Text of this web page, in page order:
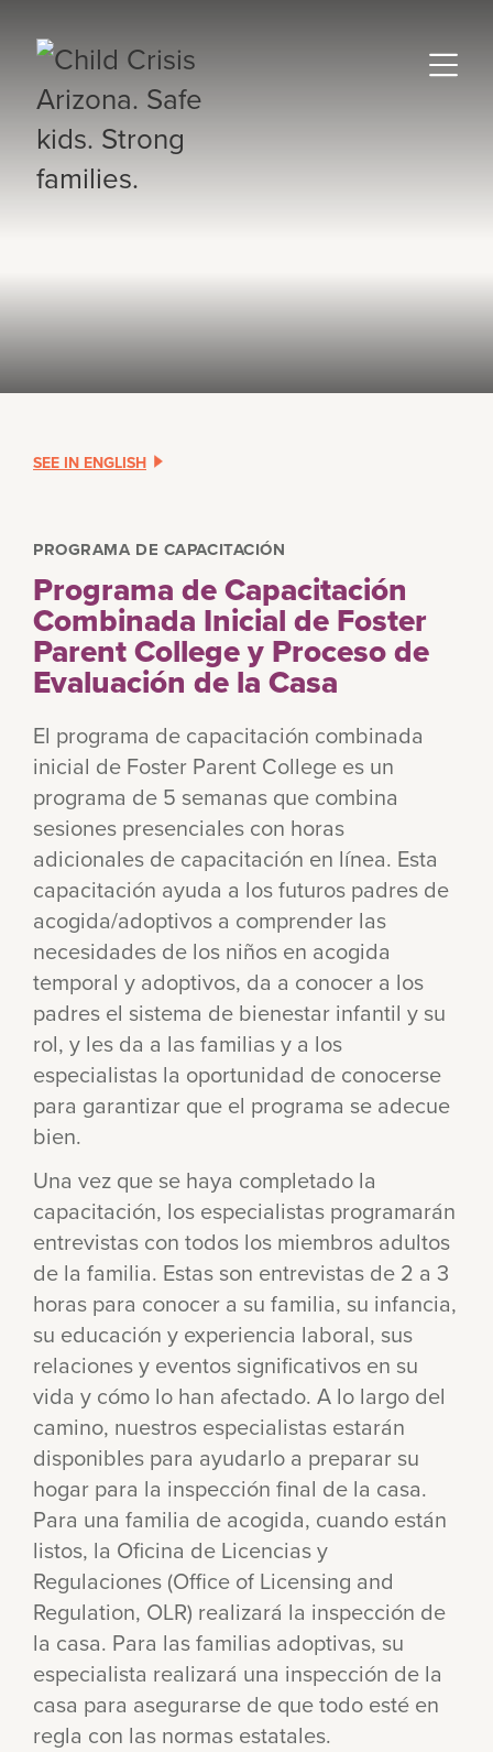
SEE IN ENGLISH
PROGRAMA DE CAPACITACIÓN
Programa de Capacitación
Combinada Inicial de Foster
Parent College y Proceso de
Evaluación de la Casa
El programa de capacitación combinada
inicial de Foster Parent College es un
programa de 5 semanas que combina
sesiones presenciales con horas
adicionales de capacitación en línea. Esta
capacitación ayuda a los futuros padres de
acogida/adoptivos a comprender las
necesidades de los niños en acogida
temporal y adoptivos, da a conocer a los
padres el sistema de bienestar infantil y su
rol, y les da a las familias y a los
especialistas la oportunidad de conocerse
para garantizar que el programa se adecue
bien.
Una vez que se haya completado la
capacitación, los especialistas programarán
entrevistas con todos los miembros adultos
de la familia. Estas son entrevistas de 2 a 3
horas para conocer a su familia, su infancia,
su educación y experiencia laboral, sus
relaciones y eventos significativos en su
vida y cómo lo han afectado. A lo largo del
camino, nuestros especialistas estarán
disponibles para ayudarlo a preparar su
hogar para la inspección final de la casa.
Para una familia de acogida, cuando están
listos, la Oficina de Licencias y
Regulaciones (Office of Licensing and
Regulation, OLR) realizará la inspección de
la casa. Para las familias adoptivas, su
especialista realizará una inspección de la
casa para asegurarse de que todo esté en
regla con las normas estatales.